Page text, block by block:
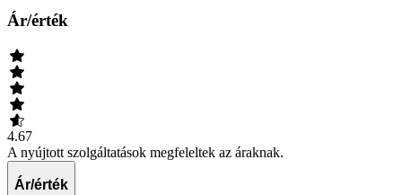
Ár/érték
4.67
A nyújtott szolgáltatások megfeleltek az áraknak.
Ár/érték